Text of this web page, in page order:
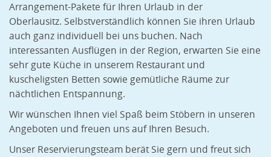
Arrangement-Pakete für Ihren Urlaub in der
Oberlausitz. Selbstverständlich können Sie ihren Urlaub
auch ganz individuell bei uns buchen. Nach
interessanten Ausflügen in der Region, erwarten Sie eine
sehr gute Küche in unserem Restaurant und
kuscheligsten Betten sowie gemütliche Räume zur
nächtlichen Entspannung.
Wir wünschen Ihnen viel Spaß beim Stöbern in unseren
Angeboten und freuen uns auf Ihren Besuch.
Unser Reservierungsteam berät Sie gern und freut sich